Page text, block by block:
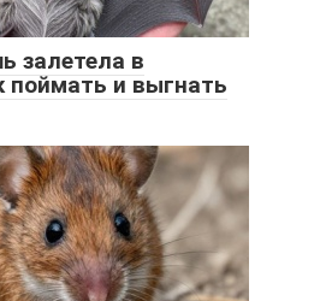
залетела в
поймать и выгнать